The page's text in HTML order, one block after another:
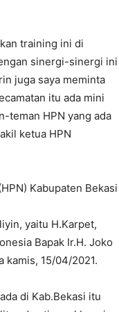
training ini di
sinergi-sinergi ini
juga saya meminta
itu ada mini
teman HPN yang ada
ketua HPN
Kabupaten Bekasi
yaitu H.Karpet,
Bapak Ir.H. Joko
kamis, 15/04/2021.
di Kab.Bekasi itu